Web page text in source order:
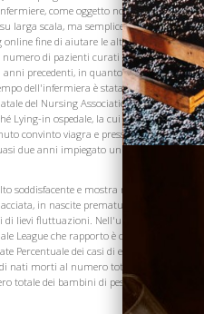
come oggetto non effettua
larga scala, ma semplicemente per
fine di aiutare le altre agenzie per
di pazienti curati propecia libero
precedenti, in quanto, per la prima
dell'infermiera è stata data alla
del Nursing Association Istruttivo
Lying-in ospedale, la cui casa i pazienti
convinto viagra e pressione arteriosa
due anni impiegato un infermiere per
soddisfacente e mostra nel complesso
in nascite premature e di nati
di lievi fluttuazioni. Nell'ultima relazione
League che rapporto è costituito aprile
Percentuale dei casi di eclampsia
nati morti al numero totale di bambini
totale dei bambini di peso medio delle